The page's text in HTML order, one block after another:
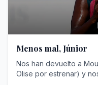
Menos mal, Júnior
Nos han devuelto a
Olise por estrenar) y